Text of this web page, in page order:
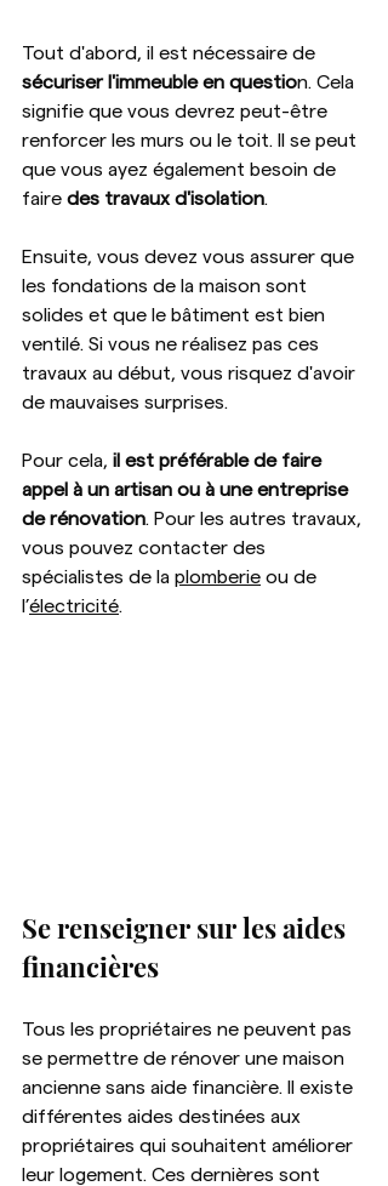
Tout d'abord, il est nécessaire de
sécuriser l'immeuble en question. Cela
signifie que vous devrez peut-être
renforcer les murs ou le toit. Il se peut
que vous ayez également besoin de
faire des travaux d'isolation.
Ensuite, vous devez vous assurer que
les fondations de la maison sont
solides et que le bâtiment est bien
ventilé. Si vous ne réalisez pas ces
travaux au début, vous risquez d'avoir
de mauvaises surprises.
Pour cela, il est préférable de faire
appel à un artisan ou à une entreprise
de rénovation. Pour les autres travaux,
vous pouvez contacter des
spécialistes de la plomberie ou de
l’électricité.
Se renseigner sur les aides
financières
Tous les propriétaires ne peuvent pas
se permettre de rénover une maison
ancienne sans aide financière. Il existe
différentes aides destinées aux
propriétaires qui souhaitent améliorer
leur logement. Ces dernières sont